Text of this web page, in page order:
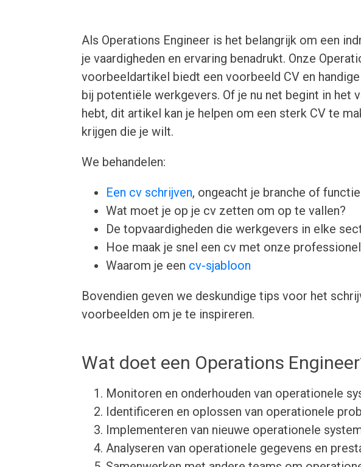
Als Operations Engineer is het belangrijk om een
je vaardigheden en ervaring benadrukt. Onze
voorbeeldartikel biedt een voorbeeld CV en
bij potentiële werkgevers. Of je nu net begint in het
hebt, dit artikel kan je helpen om een ​​sterk CV te
krijgen die je wilt.
We behandelen:
Een cv schrijven, ongeacht je branche of
Wat moet je op je cv zetten om op te vallen?
De topvaardigheden die werkgevers in elke
Hoe maak je snel een cv met onze
Waarom je een cv-sjabloon
Bovendien geven we deskundige tips voor het
voorbeelden om je te inspireren.
Wat doet een Operations
Monitoren en onderhouden van operationele
Identificeren en oplossen van operationele
Implementeren van nieuwe operationele
Analyseren van operationele gegevens en